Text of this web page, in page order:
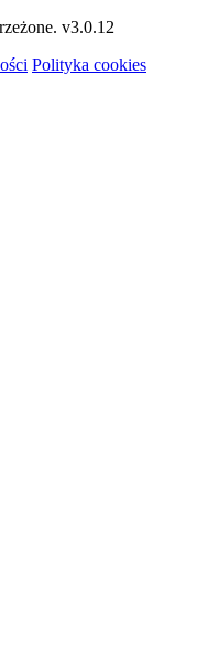
v3.0.12
Polityka cookies